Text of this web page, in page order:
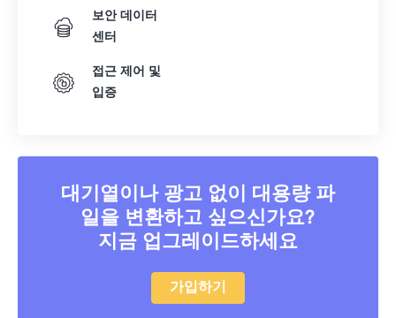
보안 데이터
센터
접근 제어 및
입증
대기열이나 광고 없이 대용량 파
일을 변환하고 싶으신가요?
지금 업그레이드하세요
가입하기